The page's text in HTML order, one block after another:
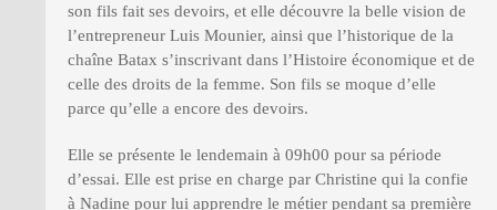
son fils fait ses devoirs, et elle découvre la belle vision de
l’entrepreneur Luis Mounier, ainsi que l’historique de la
chaîne Batax s’inscrivant dans l’Histoire économique et de
celle des droits de la femme. Son fils se moque d’elle
parce qu’elle a encore des devoirs.
Elle se présente le lendemain à 09h00 pour sa période
d’essai. Elle est prise en charge par Christine qui la confie
à Nadine pour lui apprendre le métier pendant sa première